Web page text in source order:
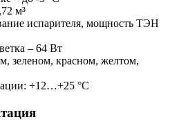
м³
испарителя, мощность ТЭН
– 64 Вт
зеленом, красном, желтом,
+12…+25 °C